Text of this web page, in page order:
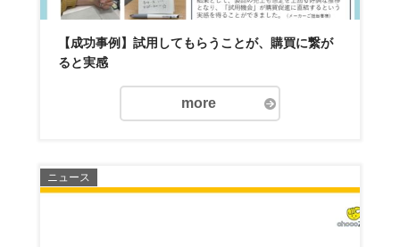
【成功事例】試用してもらうことが、購買に繋が
ると実感
more
ニュース